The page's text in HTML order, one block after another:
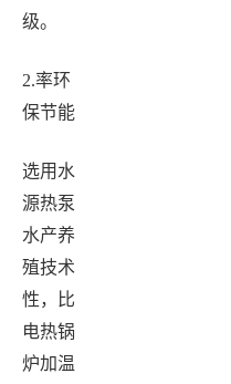
级。
2.率环
保节能
选用水
源热泵
水产养
殖技术
性，比
电热锅
炉加温